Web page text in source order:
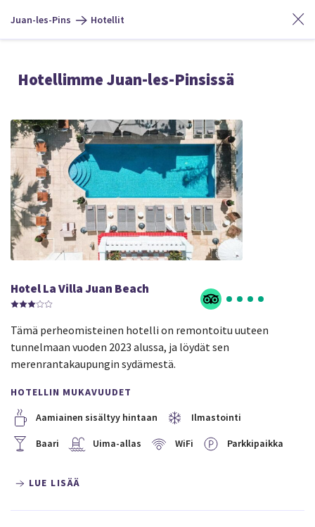
Juan-les-Pins Hotellit
Hotellimme Juan-les-Pinsissä
Hotel La Villa Juan Beach
Tämä perheomisteinen hotelli on remontoitu uuteen
tunnelmaan vuoden 2023 alussa, ja löydät sen
merenrantakaupungin sydämestä.
HOTELLIN MUKAVUUDET
Aamiainen sisältyy hintaan
Ilmastointi
Baari Uima-allas WiFi Parkkipaikka
LUE LISÄÄ